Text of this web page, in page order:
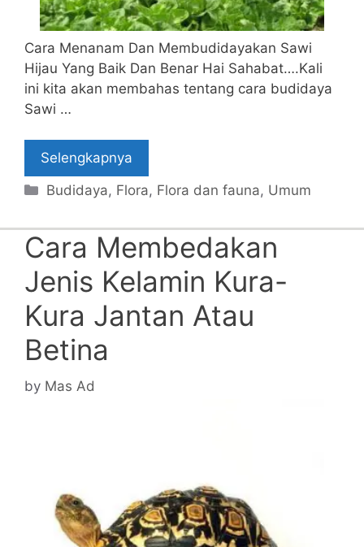
Cara Menanam Dan Membudidayakan Sawi
Hijau Yang Baik Dan Benar Hai Sahabat….Kali
ini kita akan membahas tentang cara budidaya
Sawi …
Selengkapnya
Categories
Budidaya, Flora, Flora dan fauna, Umum
Cara Membedakan
Jenis Kelamin Kura-
Kura Jantan Atau
Betina
by Mas Ad